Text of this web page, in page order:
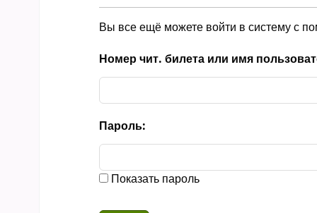
Вы все ещё можете войти в систему с
Номер чит. билета или имя
Пароль:
Показать пароль